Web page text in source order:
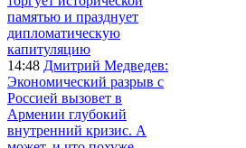
памятью и празднует
дипломатическую
капитуляцию
14:48 Дмитрий Медведев:
Экономический разрыв с
Россией вызовет в
Армении глубокий
внутренний кризис. А